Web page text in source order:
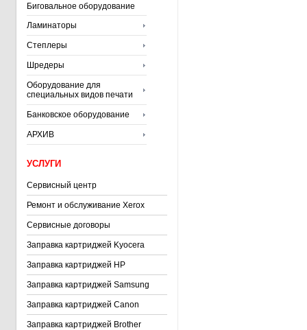
Биговальное оборудование
Ламинаторы
Степлеры
Шредеры
Оборудование для
специальных видов печати
Банковское оборудование
АРХИВ
УСЛУГИ
Сервисный центр
Ремонт и обслуживание Xerox
Сервисные договоры
Заправка картриджей Kyocera
Заправка картриджей HP
Заправка картриджей Samsung
Заправка картриджей Canon
Заправка картриджей Brother